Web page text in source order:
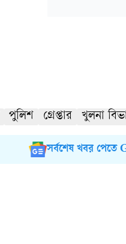
পুলিশ গ্রেপ্তার খুলনা
সর্বশেষ খবর